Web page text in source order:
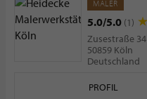
MALER
5.0/5.0 (1)
Zusestraße 34
50859 Köln
Deutschland
PROFIL